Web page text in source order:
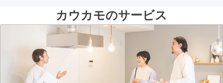
カウカモのサービス